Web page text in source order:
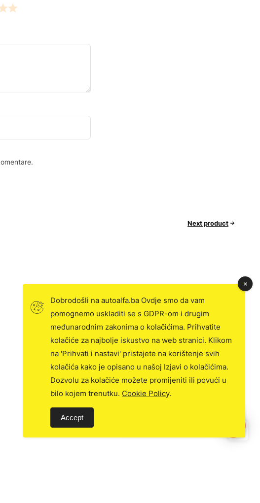
Next product
Dobrodošli na autoalfa.ba Ovdje smo da vam
pomognemo uskladiti se s GDPR-om i drugim
međunarodnim zakonima o kolačićima. Prihvatite
kolačiće za najbolje iskustvo na web stranici. Klikom
na 'Prihvati i nastavi' pristajete na korištenje svih
kolačića kako je opisano u našoj Izjavi o kolačićima.
Dozvolu za kolačiće možete promijeniti ili povući u
bilo kojem trenutku. Cookie Policy.
Accept